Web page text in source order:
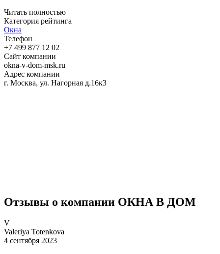
Читать полностью
Категория рейтинга
Окна
Телефон
+7 499 877 12 02
Сайт компании
okna-v-dom-msk.ru
Адрес компании
г. Москва, ул. Нагорная д.16к3
Отзывы о компании ОКНА В ДОМ
V
Valeriya Totenkova
4 сентября 2023